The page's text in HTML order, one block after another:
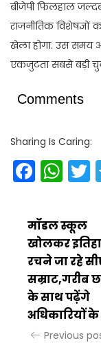
बीजेपी फिलहाल
राजनीतिक विशेषज्ञों
खेला होगा. उस समय
एकजुटता सबसे बड़ी
Comments
Sharing Is Caring:
मॉडल स्कूल
खोलकर
रचने जा रहे
सम्राट,गरीब
के साथ पढ़ेंगे
अधिकारियों
Previous